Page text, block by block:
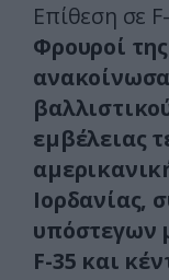
Επίθεση σε
Φρουροί
εμβέλειας
Ιορδανίας,
υπόστεγων
F-35 και